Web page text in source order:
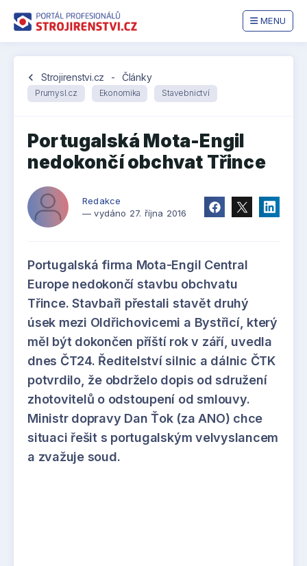
MENU
chevron_left Strojirenstvi.cz - Články
Prumysl.cz Ekonomika Stavebnictví
Portugalská Mota-Engil
nedokončí obchvat Třince
Redakce
— vydáno 27. října 2016
Portugalská firma Mota-Engil Central
Europe nedokončí stavbu obchvatu
Třince. Stavbaři přestali stavět druhý
úsek mezi Oldřichovicemi a Bystřicí, který
měl být dokončen příští rok v září, uvedla
dnes ČT24. Ředitelství silnic a dálnic ČTK
potvrdilo, že obdrželo dopis od sdružení
zhotovitelů o odstoupení od smlouvy.
Ministr dopravy Dan Ťok (za ANO) chce
situaci řešit s portugalským velvyslancem
a zvažuje soud.